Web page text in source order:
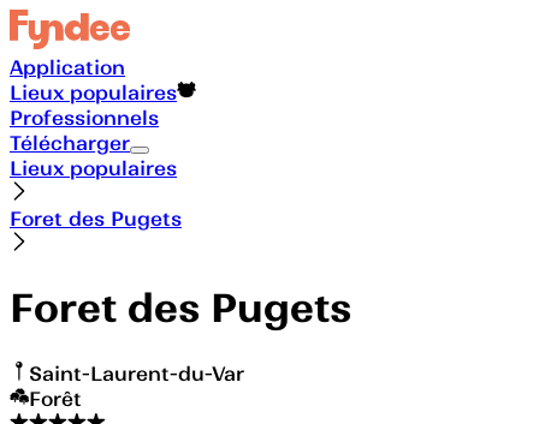
Application
Lieux populaires
Professionnels
Télécharger
Lieux populaires
Foret des Pugets
Foret des Pugets
Saint-Laurent-du-Var
Forêt